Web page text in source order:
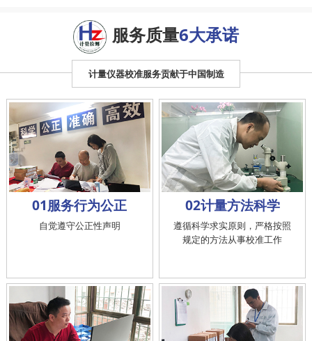
服务质量6大承诺
计量仪器校准服务贡献于中国制造
01服务行为公正
自觉遵守公正性声明
02计量方法科学
遵循科学求实原则，严格按照
规定的方法从事校准工作